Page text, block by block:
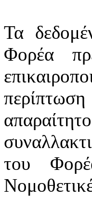
Τα
Φορέα
του